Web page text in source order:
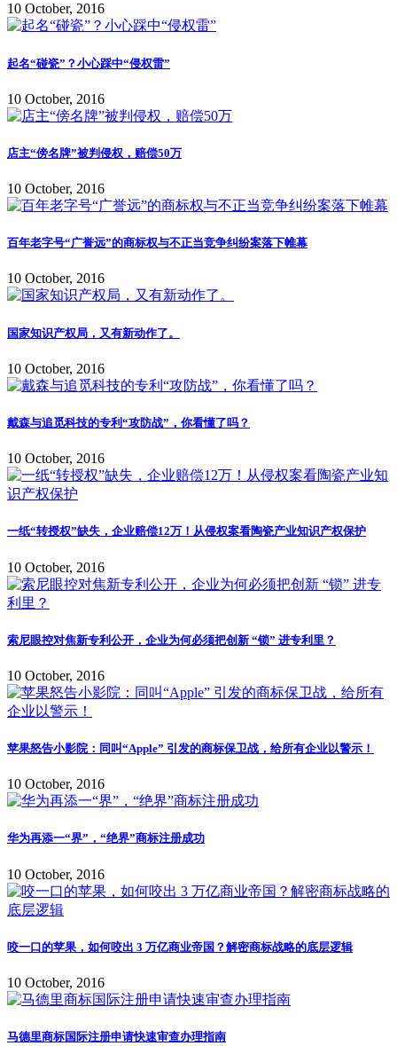
10 October, 2016
起名“碰瓷”？小心踩中“侵权雷”
10 October, 2016
店主“傍名牌”被判侵权，赔偿50万
10 October, 2016
百年老字号“广誉远”的商标权与不正当竞争纠纷案落下帷幕
10 October, 2016
国家知识产权局，又有新动作了。
10 October, 2016
戴森与追觅科技的专利“攻防战”，你看懂了吗？
10 October, 2016
一纸“转授权”缺失，企业赔偿12万！从侵权案看陶瓷产业知识产权保护
10 October, 2016
索尼眼控对焦新专利公开，企业为何必须把创新 “锁” 进专利里？
10 October, 2016
苹果怒告小影院：同叫“Apple” 引发的商标保卫战，给所有企业以警示！
10 October, 2016
华为再添一“界”，“绝界”商标注册成功
10 October, 2016
咬一口的苹果，如何咬出 3 万亿商业帝国？解密商标战略的底层逻辑
10 October, 2016
马德里商标国际注册申请快速审查办理指南